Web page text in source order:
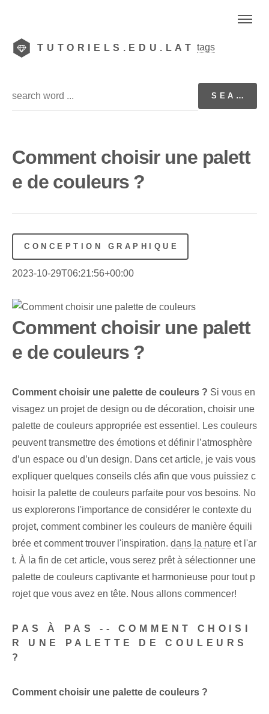
TUTORIELS.EDU.LAT tags
Comment choisir une palett
e de couleurs ?
CONCEPTION GRAPHIQUE
2023-10-29T06:21:56+00:00
Comment choisir une palett
e de couleurs ?
Comment choisir une palette de couleurs ? Si vous en
visagez un projet de design ou de décoration, choisir une
palette de couleurs appropriée est essentiel. Les couleurs
peuvent transmettre des émotions et définir l’atmosphère
d’un espace ou d’un design. Dans cet article, je vais vous
expliquer quelques conseils clés afin que vous puissiez c
hoisir la palette de couleurs parfaite pour vos besoins. No
us explorerons l'importance de considérer le contexte du
projet, comment combiner les couleurs de manière équili
brée et comment trouver l'inspiration. dans la nature et l'ar
t. À la fin de cet article, vous serez prêt à sélectionner une
palette de couleurs captivante et harmonieuse pour tout p
rojet que vous avez en tête. Nous allons commencer!
PAS À PAS -- COMMENT CHOISI
R UNE PALETTE DE COULEURS
?
Comment choisir une palette de couleurs ?